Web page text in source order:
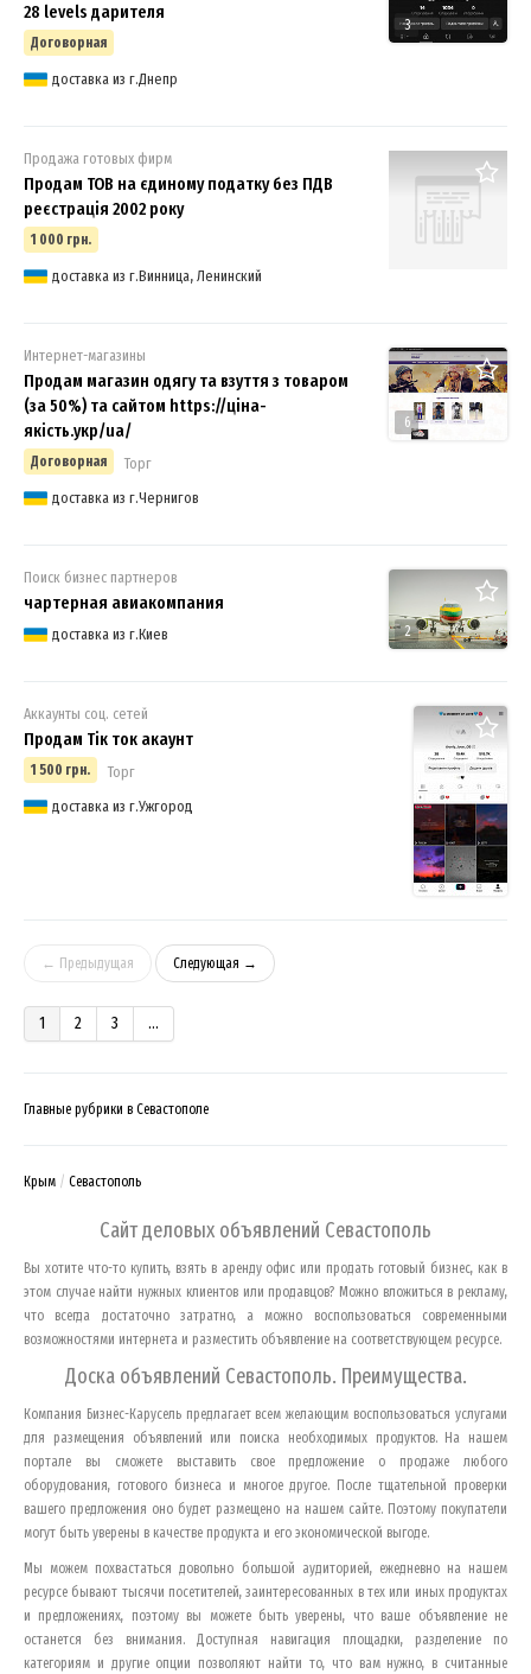
3
28 levels дарителя
Договорная
доставка из г.Днепр
Продажа готовых фирм
Продам ТОВ на єдиному податку без ПДВ
реєстрація 2002 року
1 000 грн.
доставка из г.Винница, Ленинский
6
Интернет-магазины
Продам магазин одягу та взуття з товаром
(за 50%) та сайтом https://ціна-
якість.укр/ua/
Договорная
Торг
доставка из г.Чернигов
2
Поиск бизнес партнеров
чартерная авиакомпания
доставка из г.Киев
Аккаунты соц. сетей
Продам Тік ток акаунт
1 500 грн.
Торг
доставка из г.Ужгород
← Предыдущая Следующая →
1 2 3 ...
Главные рубрики в Севастополе
Крым Севастополь
Сайт деловых объявлений Севастополь
Вы хотите что-то купить, взять в аренду офис или продать готовый бизнес, как в
этом случае найти нужных клиентов или продавцов? Можно вложиться в рекламу,
что всегда достаточно затратно, а можно воспользоваться современными
возможностями интернета и разместить объявление на соответствующем ресурсе.
Доска объявлений Севастополь. Преимущества.
Компания Бизнес-Карусель предлагает всем желающим воспользоваться услугами
для размещения объявлений или поиска необходимых продуктов. На нашем
портале вы сможете выставить свое предложение о продаже любого
оборудования, готового бизнеса и многое другое. После тщательной проверки
вашего предложения оно будет размещено на нашем сайте. Поэтому покупатели
могут быть уверены в качестве продукта и его экономической выгоде.
Мы можем похвастаться довольно большой аудиторией, ежедневно на нашем
ресурсе бывают тысячи посетителей, заинтересованных в тех или иных продуктах
и предложениях, поэтому вы можете быть уверены, что ваше объявление не
останется без внимания. Доступная навигация площадки, разделение по
категориям и другие опции позволяют найти то, что вам нужно, в считанные